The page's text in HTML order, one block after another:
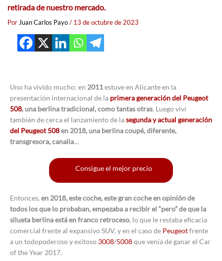
retirada de nuestro mercado.
Por Juan Carlos Payo/ 13 de octubre de 2023
Uno ha vivido mucho: en 2011estuve en Alicante en la
presentación internacional de la primera generación del Peugeot
508, una berlina tradicional, como tantas otras. Luego viví
también de cerca el lanzamiento de lasegunda y actual generación
del Peugeot 508en 2018, una berlina coupé, diferente,
transgresora, canalla…
Consigue el mejor precio
Entonces, en 2018, este coche, este gran coche en opinión de
todos los que lo probaban, empezaba a recibir el “pero” de que la
silueta berlina está en franco retroceso, lo que le restaba eficacia
comercial frente al expansivo SUV, y en el caso de Peugeotfrente
a un todopoderoso y exitoso 3008/5008que venía de ganar el Car
of the Year 2017.